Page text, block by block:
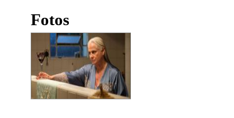
Fotos